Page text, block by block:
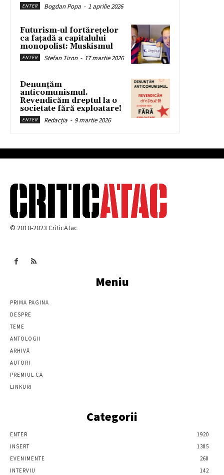
ENTER Bogdan Popa - 1 aprilie 2026
Futurism-ul fortărețelor
ca fațadă a capitalului
monopolist: Muskismul
ENTER Stefan Tiron - 17 martie 2026
Denunțăm
anticomunismul.
Revendicăm dreptul la o
societate fără exploatare!
ENTER Redacția - 9 martie 2026
© 2010-2023 CriticAtac
Meniu
PRIMA PAGINĂ
DESPRE
TEME
ANTOLOGII
ARHIVĂ
AUTORI
PREMIUL CA
LINKURI
Categorii
ENTER
1920
INSERT
1385
EVENIMENTE
268
INTERVIU
142